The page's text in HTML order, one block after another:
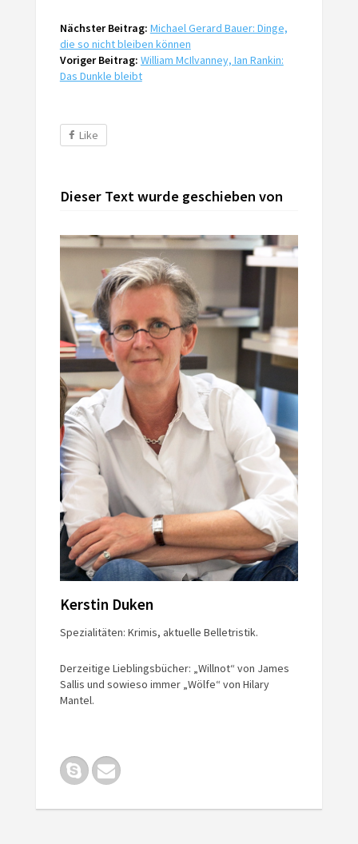
Nächster Beitrag: Michael Gerard Bauer: Dinge,
die so nicht bleiben können
Voriger Beitrag: William McIlvanney, Ian Rankin:
Das Dunkle bleibt
Like
Dieser Text wurde geschieben von
Kerstin Duken
Spezialitäten: Krimis, aktuelle Belletristik.
Derzeitige Lieblingsbücher: „Willnot“ von James
Sallis und sowieso immer „Wölfe“ von Hilary
Mantel.